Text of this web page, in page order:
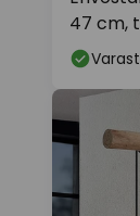
47 cm,